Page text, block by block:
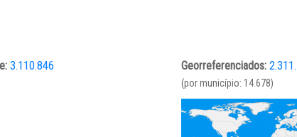
3.110.846 Georreferenciados:
(por município: 14.678)